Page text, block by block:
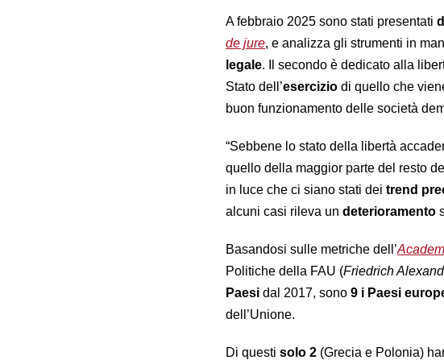
A febbraio 2025 sono stati presentati
de jure, e analizza gli strumenti in
legale. Il secondo è dedicato alla
Stato dell’esercizio di quello che
buon funzionamento delle società
“Sebbene lo stato della libertà
quello della maggior parte del resto
in luce che ci siano stati dei trend
alcuni casi rileva un deterioramento
Basandosi sulle metriche dell’
Politiche della FAU (Friedrich
Paesi dal 2017, sono 9 i Paesi
dell’Unione.
Di questi solo 2 (Grecia e Polonia)